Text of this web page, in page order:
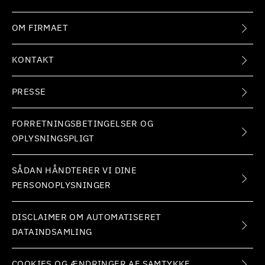
OM FIRMAET
KONTAKT
PRESSE
FORRETNINGSBETINGELSER OG
OPLYSNINGSPLIGT
SÅDAN HÅNDTERER VI DINE
PERSONOPLYSNINGER
DISCLAIMER OM AUTOMATISERET
DATAINDSAMLING